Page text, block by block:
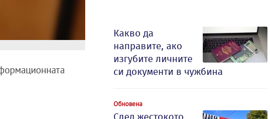
Какво да
направите, ако
изгубите личните
си документи в чужбина
Обновена